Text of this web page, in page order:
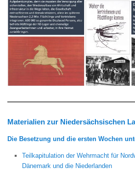
Materialien zur Niedersächsischen
Die Besetzung und die ersten Wochen
Teilkapitulation der Wehrmacht für
Dänemark und die Niederlanden